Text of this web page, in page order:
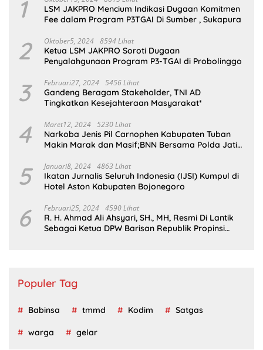
1
LSM JAKPRO Mencium Indikasi Dugaan Komitmen
Fee dalam Program P3TGAI Di Sumber , Sukapura
2 Oktober5, 2024 8594 Lihat
Ketua LSM JAKPRO Soroti Dugaan
Penyalahgunaan Program P3-TGAI di Probolinggo
3 Februari27, 2024 5456 Lihat
Gandeng Beragam Stakeholder, TNI AD
Tingkatkan Kesejahteraan Masyarakat*
4 Maret12, 2024 5230 Lihat
Narkoba Jenis Pil Carnophen Kabupaten Tuban
Makin Marak dan Masif;BNN Bersama Polda Jatim
5 Januari8, 2024 4863 Lihat
Ikatan Jurnalis Seluruh Indonesia (IJSI) Kumpul di
Hotel Aston Kabupaten Bojonegoro
6 Februari25, 2024 4590 Lihat
R. H. Ahmad Ali Ahsyari, SH., MH, Resmi Di Lantik
Sebagai Ketua DPW Barisan Republik Propinsi
Populer Tag
Babinsa tmmd Kodim Satgas
warga gelar